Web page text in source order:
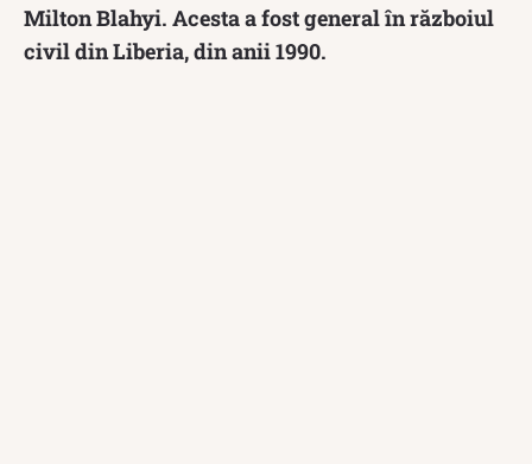
Milton Blahyi. Acesta a fost general în războiul
civil din Liberia, din anii 1990.